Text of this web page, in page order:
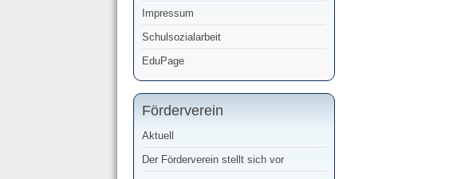
Impressum
Schulsozialarbeit
EduPage
Förderverein
Aktuell
Der Förderverein stellt sich vor